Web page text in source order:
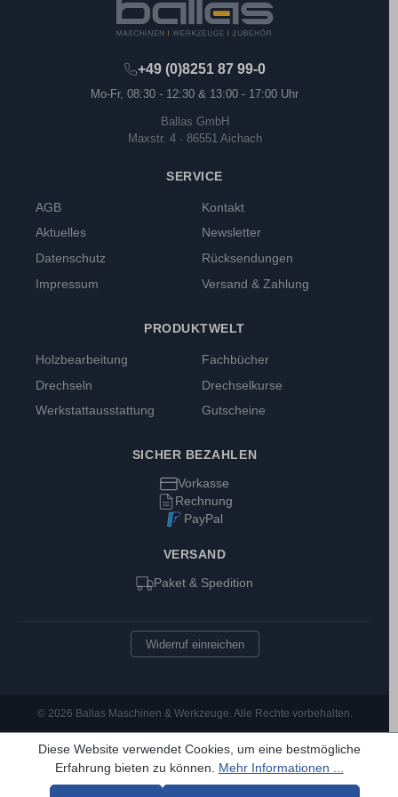
+49 (0)8251 87 99-0
Mo-Fr, 08:30 - 12:30 & 13:00 - 17:00 Uhr
Ballas GmbH
Maxstr. 4 · 86551 Aichach
SERVICE
AGB
Aktuelles
Datenschutz
Impressum
Kontakt
Newsletter
Rücksendungen
Versand & Zahlung
PRODUKTWELT
Holzbearbeitung
Drechseln
Werkstattausstattung
Fachbücher
Drechselkurse
Gutscheine
SICHER BEZAHLEN
Vorkasse
Rechnung
PayPal
VERSAND
Paket & Spedition
Widerruf einreichen
© 2026 Ballas Maschinen & Werkzeuge. Alle Rechte vorbehalten.
Diese Website verwendet Cookies, um eine bestmögliche
Erfahrung bieten zu können. Mehr Informationen ...